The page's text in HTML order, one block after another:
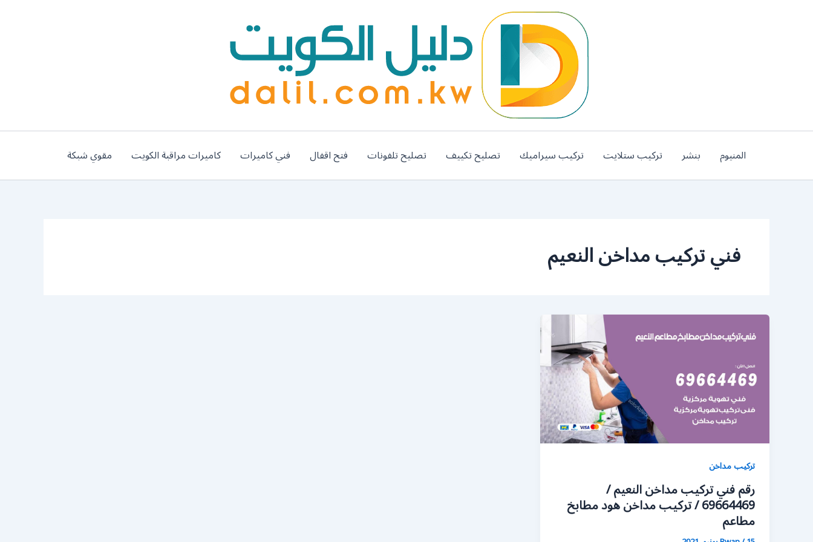
المنيوم بنشر تركيب ستلايت تركيب سيراميك تصليح تكييف تصليح تلفونات فتح اقفال فني كاميرات كاميرات مراقبة الكويت مقوي شبكة
فني تركيب مداخن النعيم
تركيب مداخن
رقم فني تركيب مداخن النعيم /
69664469 / تركيب مداخن هود مطابخ
مطاعم